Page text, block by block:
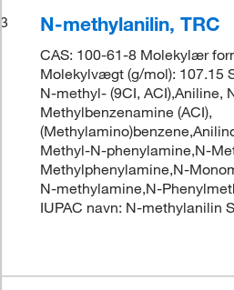
3
N-methylanilin, TRC
CAS: 100-61-8 Molekylær
Molekylvægt (g/mol): 107.15
N-methyl- (9CI, ACI),Aniline,
Methylbenzenamine (ACI),
Methyl-N-phenylamine,N-
Methylphenylamine,N-
N-methylamine,N-
IUPAC navn: N-methylanilin